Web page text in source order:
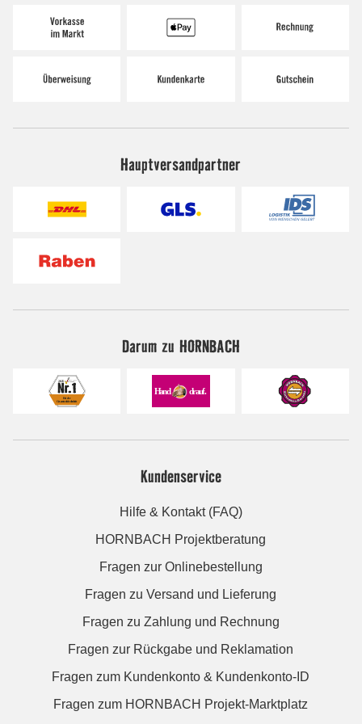
Hauptversandpartner
Darum zu HORNBACH
Kundenservice
Hilfe & Kontakt (FAQ)
HORNBACH Projektberatung
Fragen zur Onlinebestellung
Fragen zu Versand und Lieferung
Fragen zu Zahlung und Rechnung
Fragen zur Rückgabe und Reklamation
Fragen zum Kundenkonto & Kundenkonto-ID
Fragen zum HORNBACH Projekt-Marktplatz